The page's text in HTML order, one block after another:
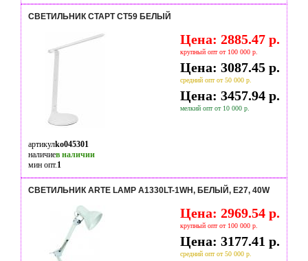
СВЕТИЛЬНИК СТАРТ СТ59 БЕЛЫЙ
Цена: 2885.47 р.
крупный опт от 100 000 р.
Цена: 3087.45 р.
средний опт от 50 000 р.
Цена: 3457.94 р.
мелкий опт от 10 000 р.
артикулko045301
наличиев наличии
мин опт.1
СВЕТИЛЬНИК ARTE LAMP A1330LT-1WH, БЕЛЫЙ, Е27, 40W
Цена: 2969.54 р.
крупный опт от 100 000 р.
Цена: 3177.41 р.
средний опт от 50 000 р.